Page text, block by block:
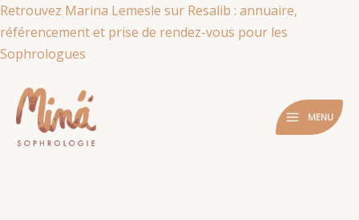
Retrouvez Marina Lemesle sur Resalib : annuaire,
référencement et prise de rendez-vous pour les
Sophrologues
Aller
au
contenu
MENU